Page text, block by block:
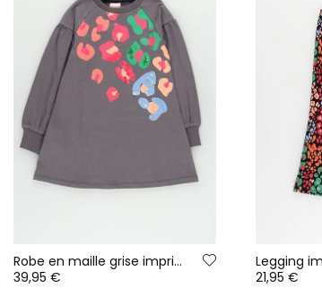
Robe en maille grise imprimé animal print
39,95 €
21,95 €